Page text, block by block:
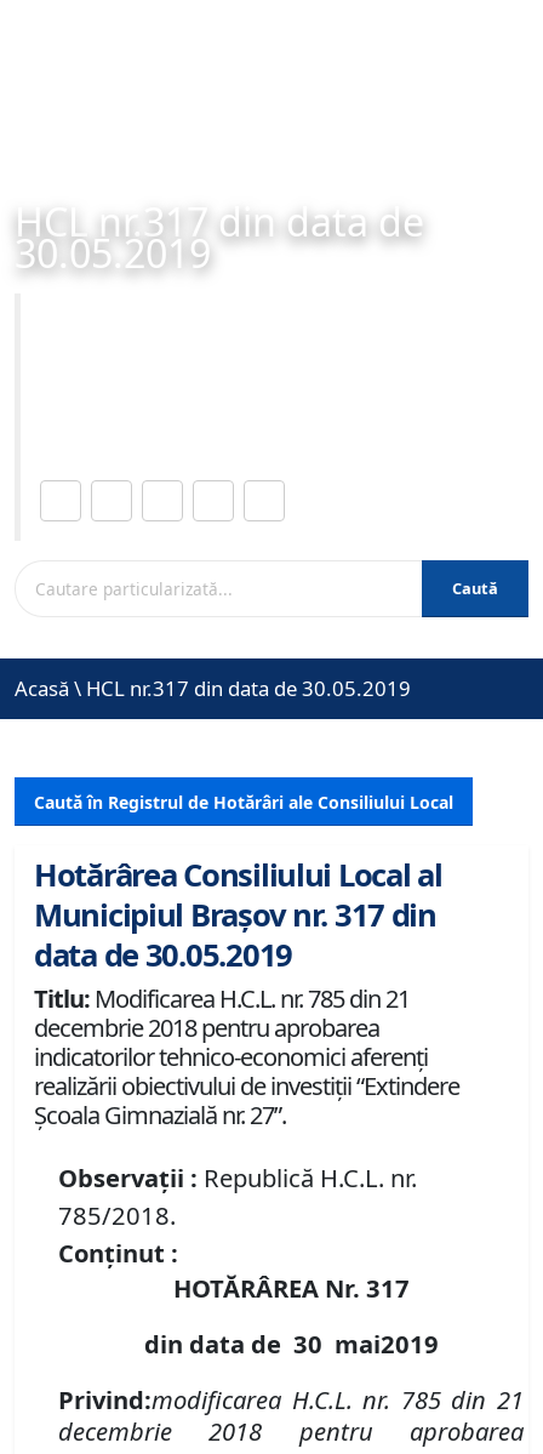
HCL nr.317 din data de
30.05.2019
Caută
Acasă \ HCL nr.317 din data de 30.05.2019
Caută în Registrul de Hotărâri ale Consiliului Local
Hotărârea Consiliului Local al
Municipiul Brașov nr. 317 din
data de 30.05.2019
Titlu: Modificarea H.C.L. nr. 785 din 21
decembrie 2018 pentru aprobarea
indicatorilor tehnico-economici aferenţi
realizării obiectivului de investiţii “Extindere
Școala Gimnazială nr. 27”.
Observații : Republică H.C.L. nr.
785/2018.
Conținut :
HOTĂRÂREA Nr. 317
din data de 30 mai2019
Privind:modificarea H.C.L. nr. 785 din 21
decembrie 2018 pentru aprobarea